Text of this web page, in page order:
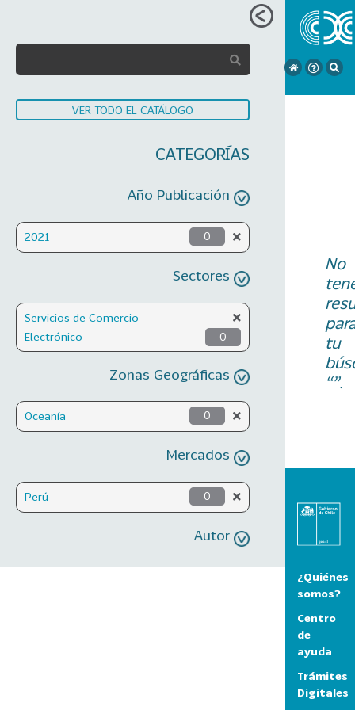
VER TODO EL CATÁLOGO
CATEGORÍAS
Año Publicación
2021 0
Sectores
Servicios de Comercio
Electrónico
0
Zonas Geográficas
Oceanía 0
Mercados
Perú 0
Autor
No
tu
“”.
¿Quiénes
somos?
Centro
de
ayuda
Trámites
Digitales